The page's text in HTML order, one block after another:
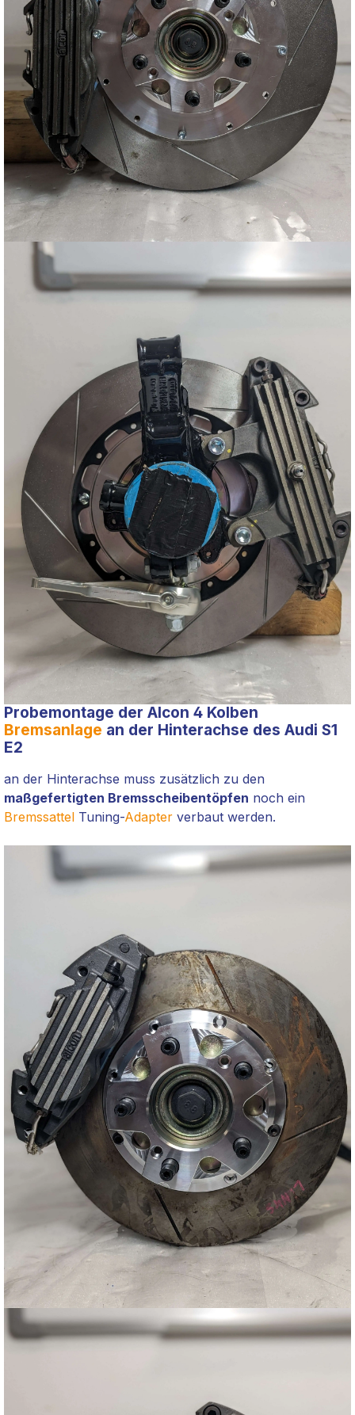
Probemontage der Alcon 4 Kolben
Bremsanlage an der Hinterachse des Audi S1
E2
an der Hinterachse muss zusätzlich zu den
maßgefertigten Bremsscheibentöpfen noch ein
Bremssattel Tuning-Adapter verbaut werden.